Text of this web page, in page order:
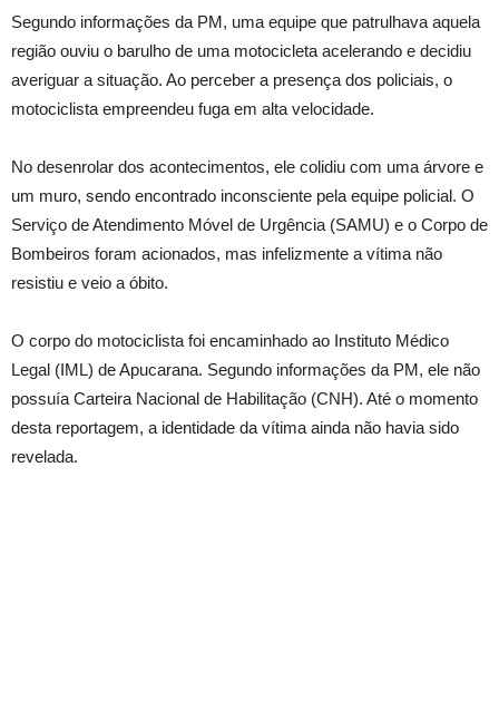
Segundo informações da PM, uma equipe que patrulhava aquela
região ouviu o barulho de uma motocicleta acelerando e decidiu
averiguar a situação. Ao perceber a presença dos policiais, o
motociclista empreendeu fuga em alta velocidade.
No desenrolar dos acontecimentos, ele colidiu com uma árvore e
um muro, sendo encontrado inconsciente pela equipe policial. O
Serviço de Atendimento Móvel de Urgência (SAMU) e o Corpo de
Bombeiros foram acionados, mas infelizmente a vítima não
resistiu e veio a óbito.
O corpo do motociclista foi encaminhado ao Instituto Médico
Legal (IML) de Apucarana. Segundo informações da PM, ele não
possuía Carteira Nacional de Habilitação (CNH). Até o momento
desta reportagem, a identidade da vítima ainda não havia sido
revelada.